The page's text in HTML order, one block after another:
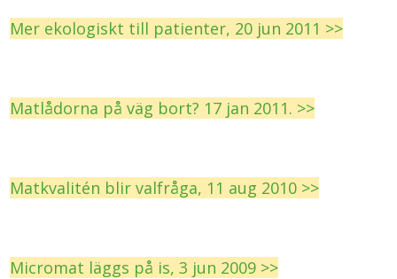
Mer ekologiskt till patienter, 20 jun 2011 >>
Matlådorna på väg bort? 17 jan 2011. >>
Matkvalitén blir valfråga, 11 aug 2010 >>
Micromat läggs på is, 3 jun 2009 >>